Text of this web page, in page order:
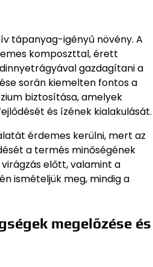
tápanyag-igényű növény. A
komposzttal, érett
gazdagítani a
során kiemelten fontos a
biztosítása, amelyek
és ízének kialakulását.
érdemes kerülni, mert az
a termés minőségének
előtt, valamint a
ismételjük meg, mindig a
megelőzése és